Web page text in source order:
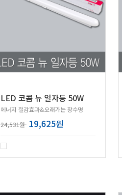
LED 코콤 뉴 일자등 50W
에너지 절감효과&오래가는 장수명
24,531원 19,625원